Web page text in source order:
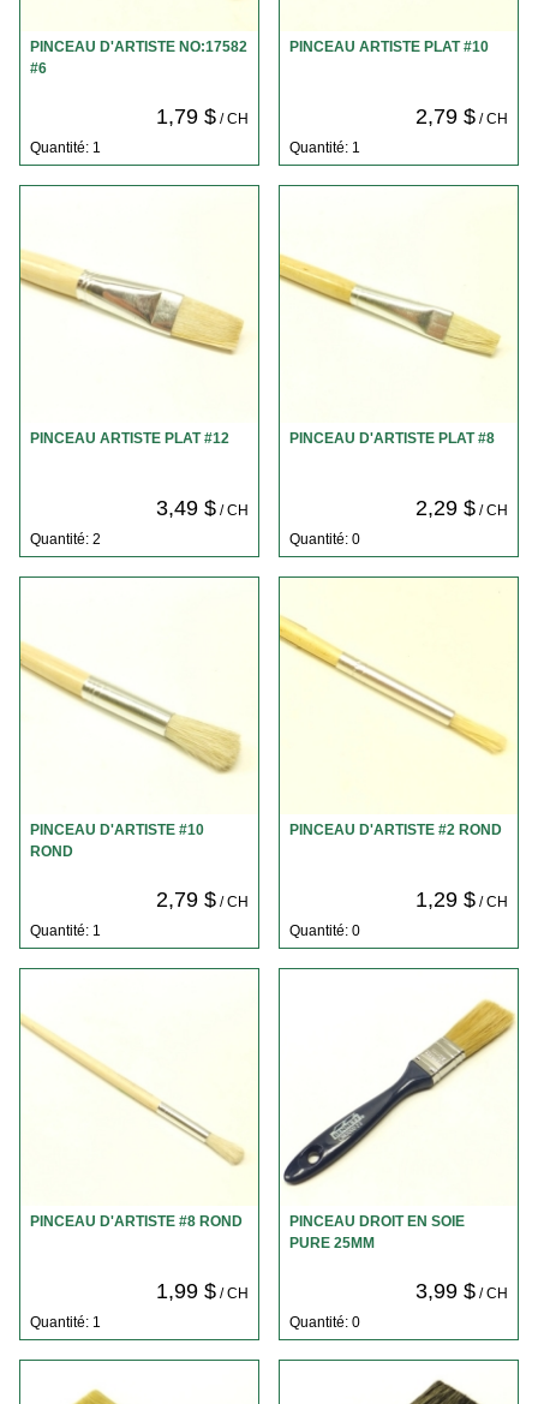
PINCEAU D'ARTISTE NO:17582
#6
1,79 $/ CH
Quantité: 1
PINCEAU ARTISTE PLAT #10
2,79 $/ CH
Quantité: 1
PINCEAU ARTISTE PLAT #12
3,49 $/ CH
Quantité: 2
PINCEAU D'ARTISTE PLAT #8
2,29 $/ CH
Quantité: 0
PINCEAU D'ARTISTE #10
ROND
2,79 $/ CH
Quantité: 1
PINCEAU D'ARTISTE #2 ROND
1,29 $/ CH
Quantité: 0
PINCEAU D'ARTISTE #8 ROND
1,99 $/ CH
Quantité: 1
PINCEAU DROIT EN SOIE
PURE 25MM
3,99 $/ CH
Quantité: 0